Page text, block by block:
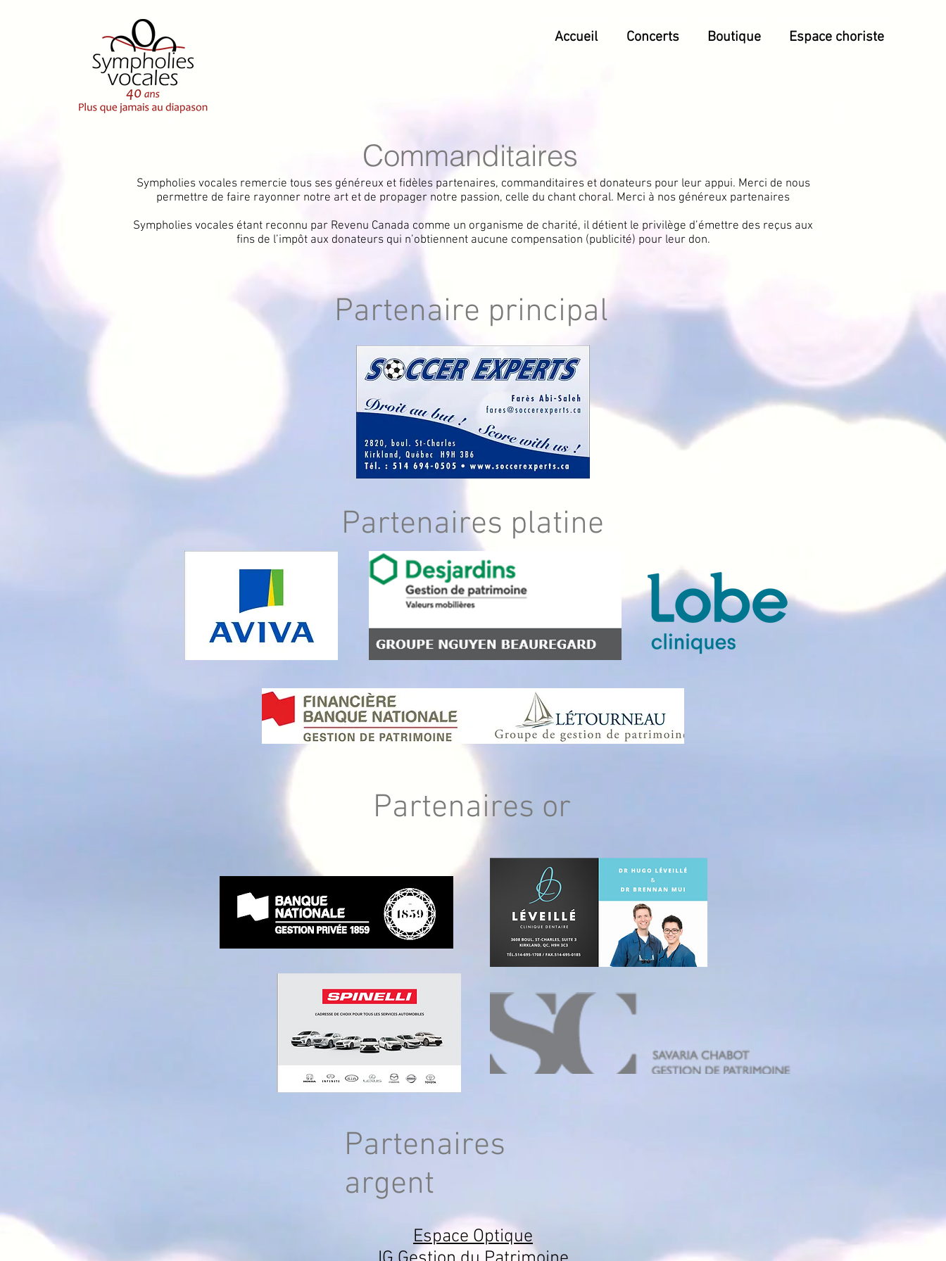
Accueil Concerts Boutique Espace choriste
Commanditaires
Sympholies vocales remercie tous ses généreux et fidèles partenaires, commanditaires et donateurs pour leur appui. Merci de nous
permettre de faire rayonner notre art et de propager notre passion, celle du chant choral. Merci à nos généreux partenaires
Sympholies vocales étant reconnu par Revenu Canada comme un organisme de charité, il détient le privilège d’émettre des reçus aux
fins de l’impôt aux donateurs qui n’obtiennent aucune compensation (publicité) pour leur don.
Partenaire principal
Partenaires platine
Partenaires or
Partenaires
argent
Espace Optique